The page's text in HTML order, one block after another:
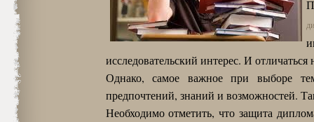
исследовательский интерес. И отличаться
Однако, самое важное при выборе
предпочтений, знаний и возможностей.
Необходимо отметить, что защита